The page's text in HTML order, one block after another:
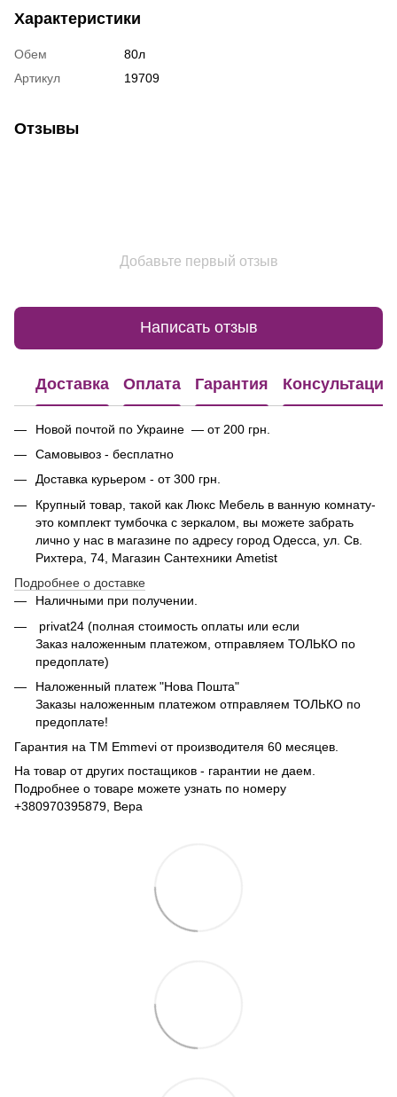
Характеристики
Обем
80л
Артикул
19709
Отзывы
Добавьте первый отзыв
Написать отзыв
Доставка Оплата Гарантия Консультация
Новой почтой по Украине — от 200 грн.
Самовывоз - бесплатно
Доставка курьером - от 300 грн.
Крупный товар, такой как Люкс Мебель в ванную комнату-
это комплект тумбочка с зеркалом, вы можете забрать
лично у нас в магазине по адресу город Одесса, ул. Св.
Рихтера, 74, Магазин Сантехники Ametist
Подробнее о доставке
Наличными при получении.
privat24 (полная стоимость оплаты или если
Заказ наложенным платежом, отправляем ТОЛЬКО по
предоплате)
Наложенный платеж "Нова Пошта"
Заказы наложенным платежом отправляем ТОЛЬКО по
предоплате!
Гарантия на ТМ Emmevi от производителя 60 месяцев.
На товар от других постащиков - гарантии не даем.
Подробнее о товаре можете узнать по номеру
+380970395879, Вера